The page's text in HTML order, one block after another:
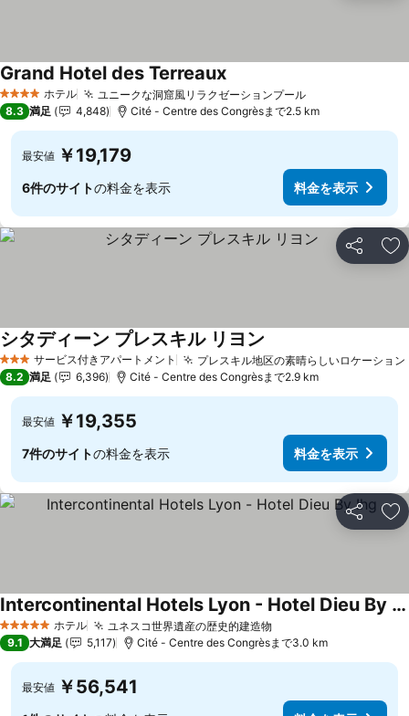
4 ホテルのランク
ホテル ユニークな洞窟風リラクゼーションプール料金を表示
Grand Hotel des Terreaux料金を表示
8.3 満足 4,848 Cité - Centre des Congrèsまで2.5 km
最安値 ￥19,179
6件のサイトの料金を表示 料金を表示
シェア お
3 ホテルのランク
サービス付きアパートメント プレスキル地区の素晴らしいロケーション
シタディーン プレスキル リヨン
8.2 満足 6,396 Cité - Centre des Congrèsまで2.9 km
最安値 ￥19,355
7件のサイトの料金を表示 料金を表示
シェア お
5 ホテルのランク
ホテル ユネスコ世界遺産の歴史的建造物
Intercontinental Hotels Lyon - Hotel Dieu By Ihg
料金を表示
9.1 大満足 5,117 Cité - Centre des Congrèsまで3.0 km
最安値 ￥56,541